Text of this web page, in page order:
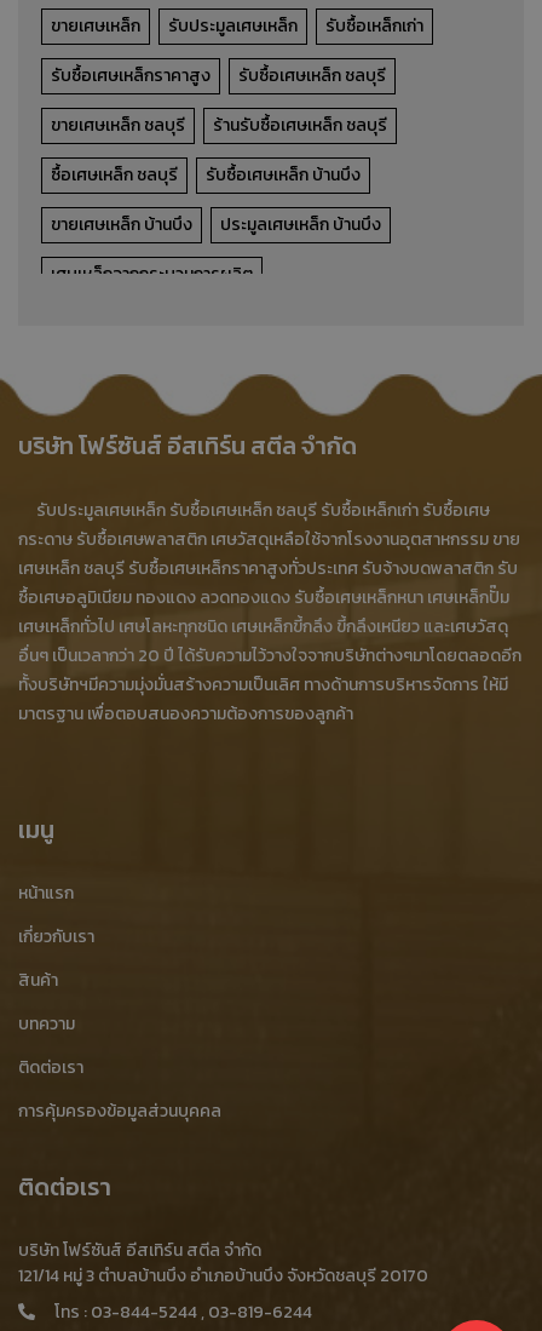
ขายเศษเหล็ก
รับประมูลเศษเหล็ก
รับซื้อเหล็กเก่า
รับซื้อเศษเหล็กราคาสูง
รับซื้อเศษเหล็ก ชลบุรี
ขายเศษเหล็ก ชลบุรี
ร้านรับซื้อเศษเหล็ก ชลบุรี
ซื้อเศษเหล็ก ชลบุรี
รับซื้อเศษเหล็ก บ้านบึง
ขายเศษเหล็ก บ้านบึง
ประมูลเศษเหล็ก บ้านบึง
เศษเหล็กจากกระบวนการผลิต
รับซื้อเศษเหล็กอุตสาหกรรม
ขายเศษเหล็กจากกระบวนการผลิต
ประมูลเศษเหล็กจากกระบวนการผลิต
ร้านรับซื้อเศษเหล็กจากกระบวนการผลิต
เศษเหล็กเสร็จสิ้นการผลิต
ร้านรับซื้อเศษเหล็ก บ้านบึง
เศษเหล็กลูกอัด
รับซื้อเศษเหล็กลูกอัด
รับซื้อเศษเหล็กลูกอัด ราคาสูง
ขายเศษเหล็กลูกอัด
ประมูลเศษเหล็กลูกอัด
ร้านรับซื้อเศษเหล็กลูกอัด
โรงงานเศษเหล็กลูกอัด
ขายเศษเหล็กลูกอัด ชลบุรี
บริษัทรับจัดเก็บสินค้า
โกดังจัดเก็บสินค้า
โกดังจัดเก็บสินค้า ราคาถูก
รับฝากสินค้าอุตสาหกรรม
รับจัดเก็บสินค้าโรงงาน
รับจัดเก็บสินค้าอุตสาหกรรม
บริการรับฝากสินค้า
บริษัท โฟร์ซันส์ อีสเทิร์น สตีล จำกัด
รับประมูลเศษเหล็ก รับซื้อเศษเหล็ก ชลบุรี รับซื้อเหล็กเก่า รับซื้อเศษ
กระดาษ รับซื้อเศษพลาสติก เศษวัสดุเหลือใช้จากโรงงานอุตสาหกรรม ขาย
เศษเหล็ก ชลบุรี รับซื้อเศษเหล็กราคาสูงทั่วประเทศ รับจ้างบดพลาสติก รับ
ซื้อเศษอลูมิเนียม ทองแดง ลวดทองแดง รับซื้อเศษเหล็กหนา เศษเหล็กปั๊ม
เศษเหล็กทั่วไป เศษโลหะทุกชนิด เศษเหล็กขี้กลึง ขี้กลึงเหนียว และเศษวัสดุ
อื่นๆ เป็นเวลากว่า 20 ปี ได้รับความไว้วางใจจากบริษัทต่างๆมาโดยตลอดอีก
ทั้งบริษัทฯมีความมุ่งมั่นสร้างความเป็นเลิศ ทางด้านการบริหารจัดการ ให้มี
มาตรฐาน เพื่อตอบสนองความต้องการของลูกค้า
เมนู
หน้าแรก
เกี่ยวกับเรา
สินค้า
บทความ
ติดต่อเรา
การคุ้มครองข้อมูลส่วนบุคคล
ติดต่อเรา
บริษัท โฟร์ซันส์ อีสเทิร์น สตีล จำกัด
121/14 หมู่ 3 ตำบลบ้านบึง อำเภอบ้านบึง จังหวัดชลบุรี 20170
โทร :03-844-5244,03-819-6244